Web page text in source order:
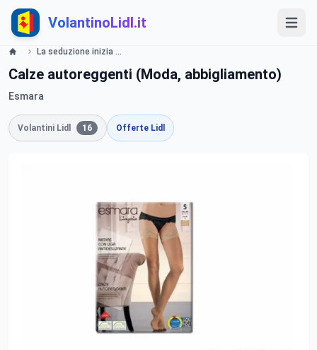
VolantinoLidl.it
La seduzione inizia con Esmara Lingerie - LIDL Catalogue - Offerte valide dal 5 febbraio 2018 Lidl
Calze autoreggenti (Moda, abbigliamento)
Esmara
Volantini Lidl 16 Offerte Lidl